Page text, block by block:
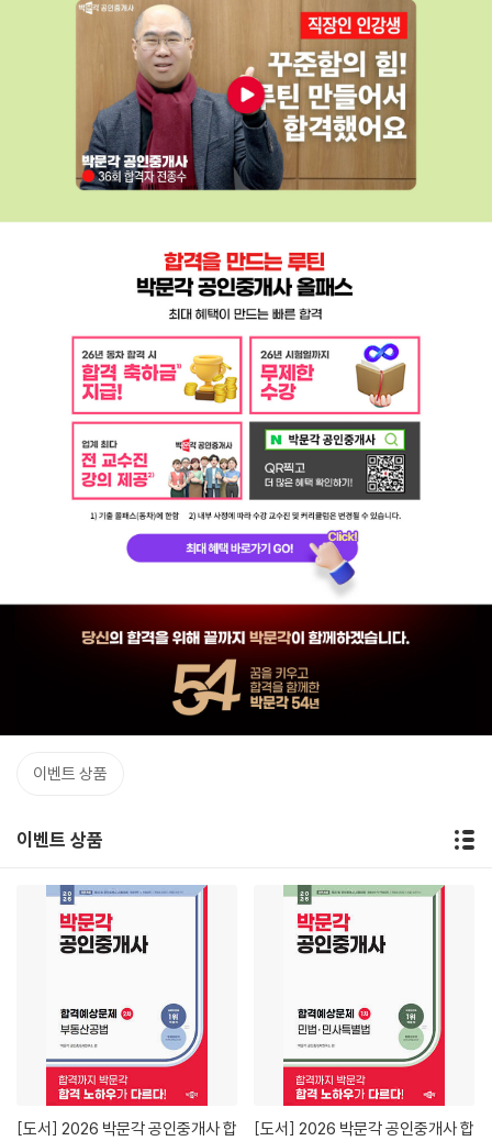
이벤트 상품
이벤트 상품
[도서] [도서]